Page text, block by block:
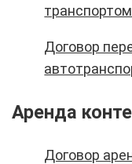
транспортом
Договор
Аренда
Договор